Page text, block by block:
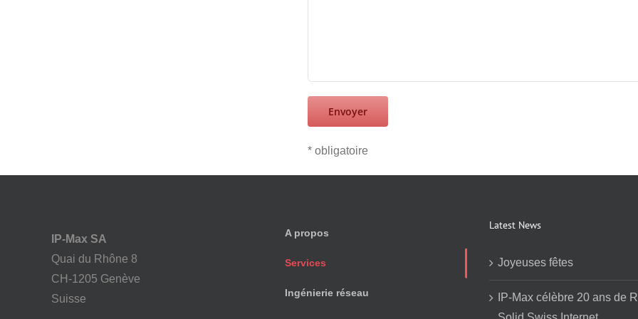
* obligatoire
IP-Max SA
Quai du Rhône 8
CH-1205 Genève
Suisse
A propos
Services
Ingénierie réseau
Latest News
Joyeuses fêtes
IP-Max célèbre 20 ans de